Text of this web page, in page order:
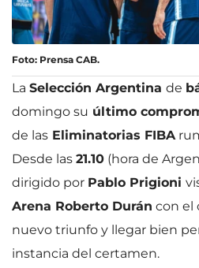
Foto: Prensa CAB.
La Selección Argentina de
domingo su último
de las Eliminatorias FIBA
Desde las 21.10 (hora de
dirigido por Pablo Prigioni
Arena Roberto Durán con el
nuevo triunfo y llegar bien
instancia del certamen.